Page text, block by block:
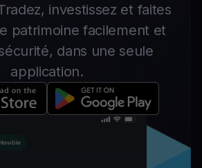
investissez et faites
patrimoine facilement et
dans une seule
application.